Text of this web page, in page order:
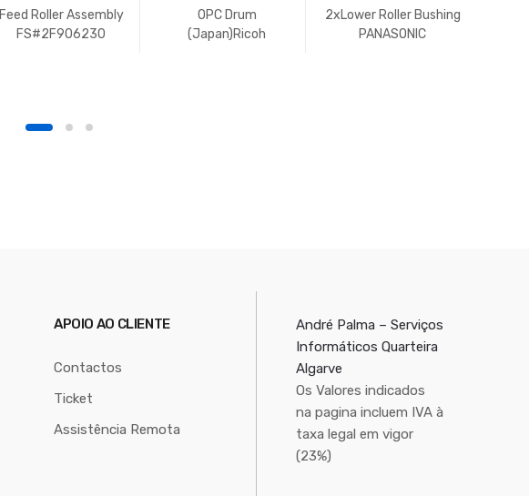
Feed Roller Assembly
FS#2F906230
OPC Drum
(Japan)Ricoh
2xLower Roller Bushing
PANASONIC
APOIO AO CLIENTE
Contactos
Ticket
Assistência Remota
André Palma – Serviços
Informáticos Quarteira
Algarve
Os Valores indicados
na pagina incluem IVA à
taxa legal em vigor
(23%)